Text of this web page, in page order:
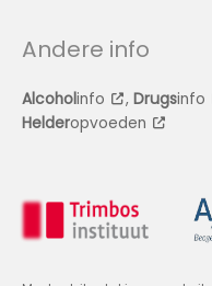
Andere info
Alcoholinfo , Drugsinfo
Helderopvoeden